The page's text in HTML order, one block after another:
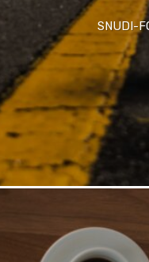
SNUDI-